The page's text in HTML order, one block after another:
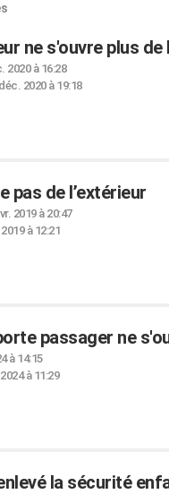
ne s'ouvre plus de
2020 à 16:28
2020 à 19:18
pas de l’extérieur
2019 à 20:47
à 12:21
passager ne
à 14:15
à 11:29
la sécurité